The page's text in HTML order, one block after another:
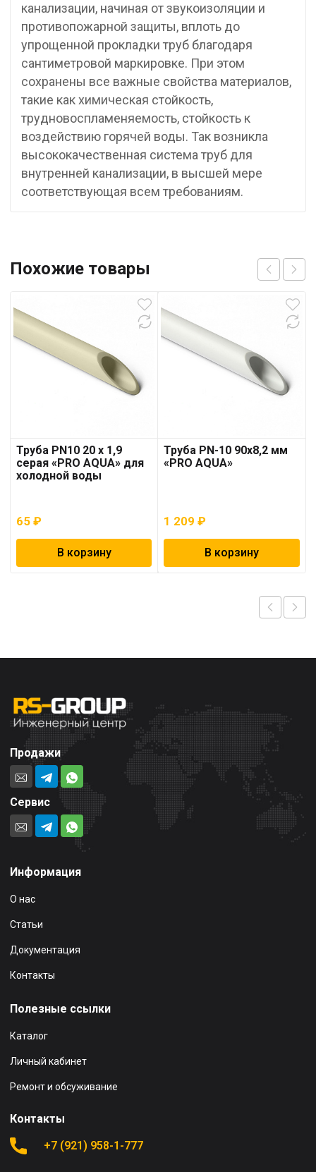
канализации, начиная от звукоизоляции и
противопожарной защиты, вплоть до
упрощенной прокладки труб благодаря
сантиметровой маркировке. При этом
сохранены все важные свойства материалов,
такие как химическая стойкость,
трудновоспламеняемость, стойкость к
воздействию горячей воды. Так возникла
высококачественная система труб для
внутренней канализации, в высшей мере
соответствующая всем требованиям.
Похожие товары
Труба PN10 20 x 1,9
серая «PRO AQUA» для
холодной воды
65 ₽
В корзину
Труба PN-10 90х8,2 мм
«PRO AQUA»
1 209₽
В корзину
Продажи
Сервис
Информация
О нас
Статьи
Документация
Контакты
Полезные ссылки
Каталог
Личный кабинет
Ремонт и обсуживание
Контакты
+7 (921) 958-1-777